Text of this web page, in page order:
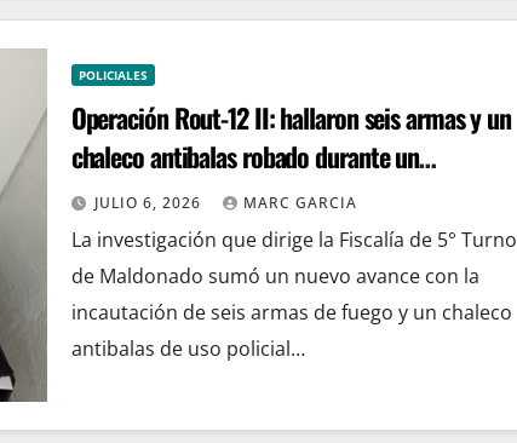
POLICIALES
Operación Rout-12 II: hallaron seis armas y un
chaleco antibalas robado durante un
procedimiento en Lavalleja
JULIO 6, 2026 MARC GARCIA
La investigación que dirige la Fiscalía de 5° Turno
de Maldonado sumó un nuevo avance con la
incautación de seis armas de fuego y un chaleco
antibalas de uso policial…